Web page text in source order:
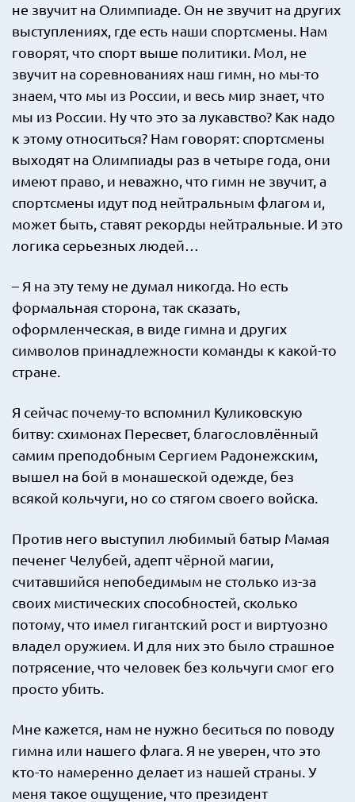
не звучит на Олимпиаде. Он не звучит на других
выступлениях, где есть наши спортсмены. Нам
говорят, что спорт выше политики. Мол, не
звучит на соревнованиях наш гимн, но мы-то
знаем, что мы из России, и весь мир знает, что
мы из России. Ну что это за лукавство? Как надо
к этому относиться? Нам говорят: спортсмены
выходят на Олимпиады раз в четыре года, они
имеют право, и неважно, что гимн не звучит, а
спортсмены идут под нейтральным флагом и,
может быть, ставят рекорды нейтральные. И это
логика серьезных людей…
– Я на эту тему не думал никогда. Но есть
формальная сторона, так сказать,
оформленческая, в виде гимна и других
символов принадлежности команды к какой-то
стране.
Я сейчас почему-то вспомнил Куликовскую
битву: схимонах Пересвет, благословлённый
самим преподобным Сергием Радонежским,
вышел на бой в монашеской одежде, без
всякой кольчуги, но со стягом своего войска.
Против него выступил любимый батыр Мамая
печенег Челубей, адепт чёрной магии,
считавшийся непобедимым не столько из-за
своих мистических способностей, сколько
потому, что имел гигантский рост и виртуозно
владел оружием. И для них это было страшное
потрясение, что человек без кольчуги смог его
просто убить.
Мне кажется, нам не нужно беситься по поводу
гимна или нашего флага. Я не уверен, что это
кто-то намеренно делает из нашей страны. У
меня такое ощущение, что президент